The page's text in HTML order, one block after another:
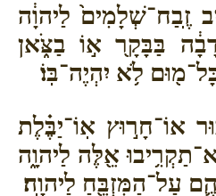
זֶֽבַח־שְׁלָמִים֙ לַיהוָ֔ה
בַּבָּקָ֖ר א֣וֹ בַצֹּ֑אן
לֹ֥א יִהְיֶה־בּֽוֹ׃
אוֹ־חָר֣וּץ אֽוֹ־יַבֶּ֗לֶת
אֵ֖לֶּה לַיהוָ֑ה
עַל־הַמִּזְבֵּ֖חַ לַיהוָֽה׃